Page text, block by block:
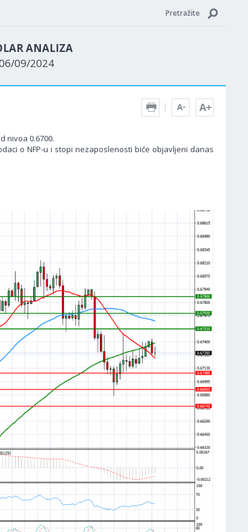
Pretražite
ANALIZA
09/2024
nivoa 0.6700.
o NFP-u i stopi nezaposlenosti biće objavljeni danas